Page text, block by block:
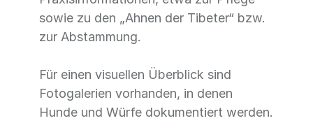
sowie zu den „Ahnen der Tibeter“ bzw.
zur Abstammung.
Für einen visuellen Überblick sind
Fotogalerien vorhanden, in denen
Hunde und Würfe dokumentiert werden.